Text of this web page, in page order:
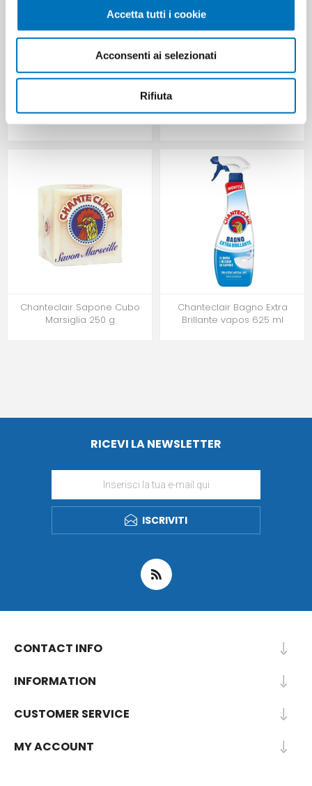
Accetta tutti i cookie
Acconsenti ai selezionati
Rifiuta
Chanteclair Sapone Cubo
Marsiglia 250 g
Chanteclair Bagno Extra
Brillante vapos 625 ml
RICEVI LA NEWSLETTER
ISCRIVITI
CONTACT INFO
INFORMATION
CUSTOMER SERVICE
MY ACCOUNT